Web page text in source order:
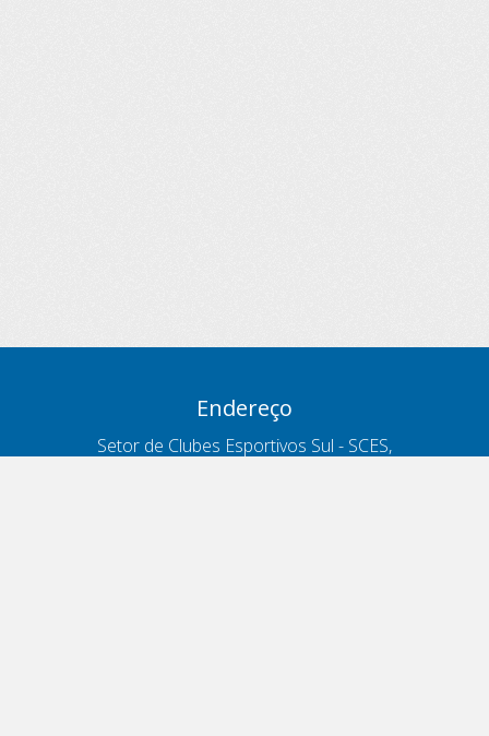
Endereço
Setor de Clubes Esportivos Sul - SCES,